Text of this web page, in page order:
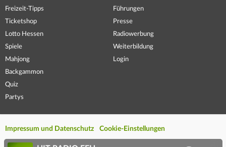
Freizeit-Tipps
Ticketshop
Lotto Hessen
Spiele
Mahjong
Backgammon
Quiz
Partys
Führungen
Presse
Radiowerbung
Weiterbildung
Login
Impressum und Datenschutz Cookie-Einstellungen